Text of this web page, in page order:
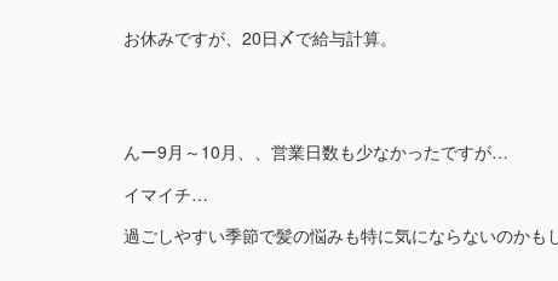
お休みですが、20日〆で給与計算。
んー9月～10月、、営業日数も少なかったですが…
イマイチ…
過ごしやすい季節で髪の悩みも特に気にならないのかも